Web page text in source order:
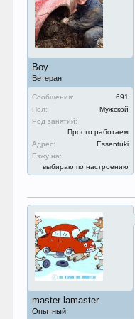
Boy
Ветеран
Сообщения:
691
Пол:
Мужской
Род занятий:
Просто работаем
Адрес:
Essentuki
Езжу на:
выбираю по настроению
master lamaster
Опытный